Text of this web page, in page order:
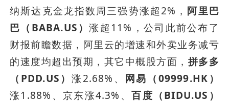
纳斯达克金龙指数周三强势涨超2%， 阿里巴
巴（BABA.US）涨超11%，公司此前公布了
财报前瞻数据，阿里云的增速和外卖业务减亏
的速度均超出预期，其它中概股方面， 拼多多
（PDD.US）涨2.68%、 网易（09999.HK）
涨1.88%、京东涨4.3%、百度（BIDU.US）